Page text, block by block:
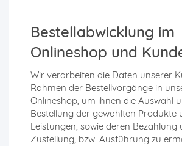
Bestellabwicklung im
Onlineshop und
Wir verarbeiten die Daten unserer
Rahmen der Bestellvorgänge in
Onlineshop, um ihnen die Auswahl
Bestellung der gewählten Produkte
Leistungen, sowie deren Bezahlung
Zustellung, bzw. Ausführung zu